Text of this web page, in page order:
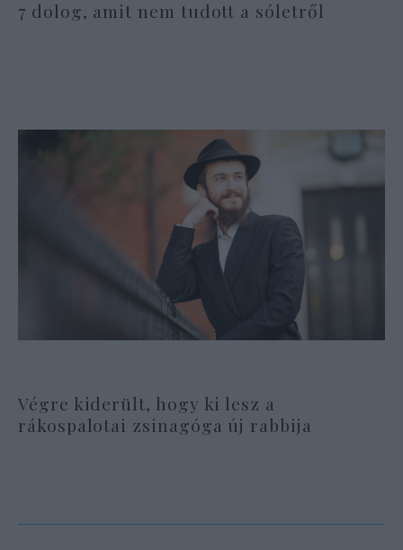
7 dolog, amit nem tudott a sóletről
Végre kiderült, hogy ki lesz a
rákospalotai zsinagóga új rabbija